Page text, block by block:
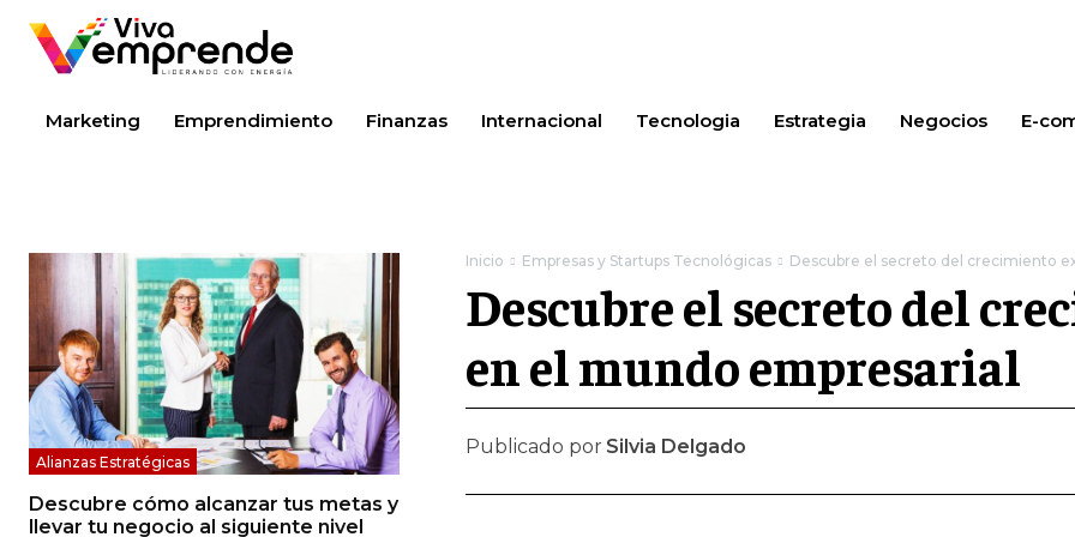
Marketing Emprendimiento Finanzas Internacional Tecnologia Estrategia Negocios E-
Alianzas Estratégicas
Descubre cómo alcanzar tus metas y
llevar tu negocio al siguiente nivel
Inicio Empresas y Startups Tecnológicas Descubre el secreto del crecimiento
Descubre el secreto del
en el mundo empresarial
Publicado por Silvia Delgado